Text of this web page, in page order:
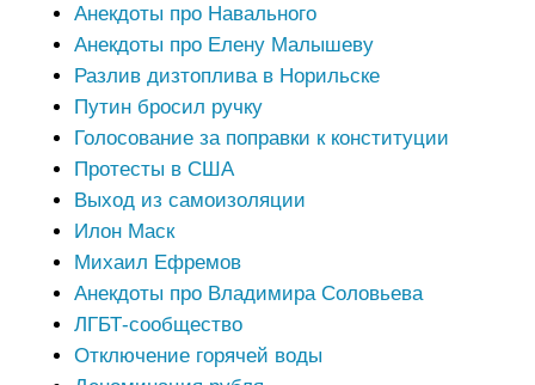
Анекдоты про Навального
Анекдоты про Елену Малышеву
Разлив дизтоплива в Норильске
Путин бросил ручку
Голосование за поправки к конституции
Протесты в США
Выход из самоизоляции
Илон Маск
Михаил Ефремов
Анекдоты про Владимира Соловьева
ЛГБТ-сообщество
Отключение горячей воды